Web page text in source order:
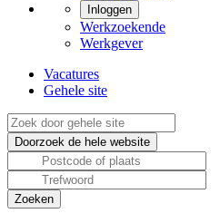
Inloggen
Werkzoekende
Werkgever
Vacatures
Gehele site